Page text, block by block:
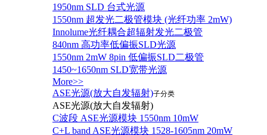
1950nm SLD 台式光源
1550nm 超发光二极管模块 (光纤功率 2mW)
Innolume光纤耦合超辐射发光二极管
840nm 高功率低偏振SLD光源
1550nm 2mW 8pin 低偏振SLD二极管
1450~1650nm SLD宽带光源
More>>
ASE光源(放大自发辐射)子分类
ASE光源(放大自发辐射)
C波段 ASE光源模块 1550nm 10mW
C+L band ASE光源模块 1528-1605nm 20mW